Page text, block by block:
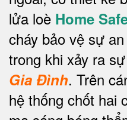
lửa loè Home
cháy bảo vệ sự
trong khi xảy ra
Gia Đình. Trên
hệ thống chốt hai